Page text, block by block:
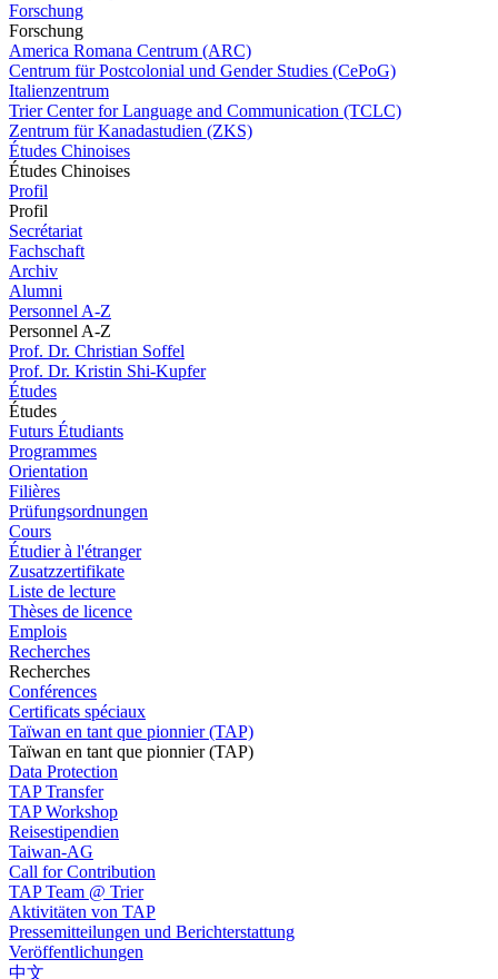
Forschung
Forschung
America Romana Centrum (ARC)
Centrum für Postcolonial und Gender Studies (CePoG)
Italienzentrum
Trier Center for Language and Communication (TCLC)
Zentrum für Kanadastudien (ZKS)
Études Chinoises
Études Chinoises
Profil
Profil
Secrétariat
Fachschaft
Archiv
Alumni
Personnel A-Z
Personnel A-Z
Prof. Dr. Christian Soffel
Prof. Dr. Kristin Shi-Kupfer
Études
Études
Futurs Étudiants
Programmes
Orientation
Filières
Prüfungsordnungen
Cours
Étudier à l'étranger
Zusatzzertifikate
Liste de lecture
Thèses de licence
Emplois
Recherches
Recherches
Conférences
Certificats spéciaux
Taïwan en tant que pionnier (TAP)
Taïwan en tant que pionnier (TAP)
Data Protection
TAP Transfer
TAP Workshop
Reisestipendien
Taiwan-AG
Call for Contribution
TAP Team @ Trier
Aktivitäten von TAP
Pressemitteilungen und Berichterstattung
Veröffentlichungen
中文